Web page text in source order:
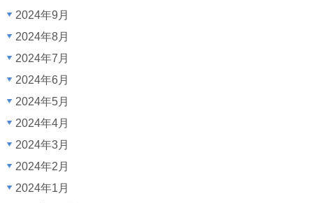
2024年9月
2024年8月
2024年7月
2024年6月
2024年5月
2024年4月
2024年3月
2024年2月
2024年1月